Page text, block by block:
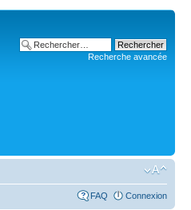
Recherche avancée
FAQ Connexion